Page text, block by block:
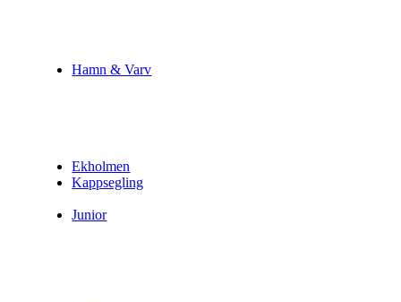
Hamn & Varv
Ekholmen
Kappsegling
Junior